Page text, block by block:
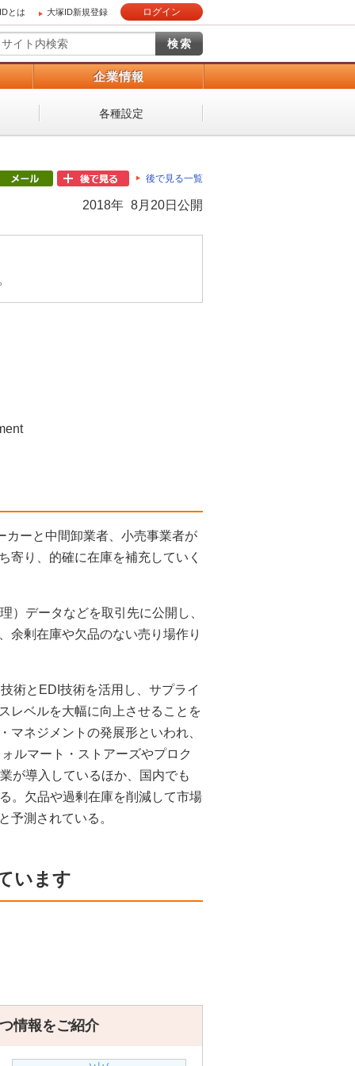
とは 大塚ID新規登録 ログイン
企業情報
各種設定
後で見る一覧
2018年 8月20日公開
ーと中間卸業者、小売事業者が
寄り、的確に在庫を補充していく
）データなどを取引先に公開し、
余剰在庫や欠品のない売り場作り
術とEDI技術を活用し、サプライ
レベルを大幅に向上させることを
マネジメントの発展形といわれ、
ルマート・ストアーズやプロク
が導入しているほか、国内でも
。欠品や過剰在庫を削減して市場
予測されている。
います
情報をご紹介